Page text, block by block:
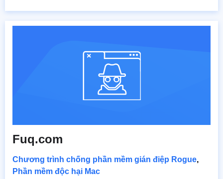
Fuq.com
Chương trình chống phần mềm gián điệp Rogue,
Phần mềm độc hại Mac